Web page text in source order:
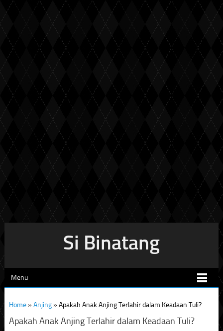
Si Binatang
Menu
Home» Anjing» Apakah Anak Anjing Terlahir dalam Keadaan Tuli?
Apakah Anak Anjing Terlahir dalam Keadaan Tuli?